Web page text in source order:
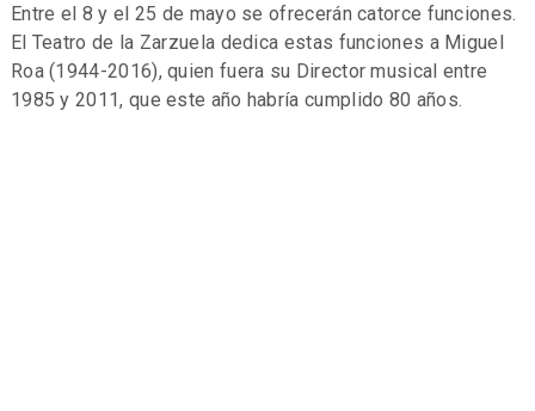
Entre el 8 y el 25 de mayo se ofrecerán catorce funciones.
El Teatro de la Zarzuela dedica estas funciones a Miguel
Roa (1944-2016), quien fuera su Director musical entre
1985 y 2011, que este año habría cumplido 80 años.